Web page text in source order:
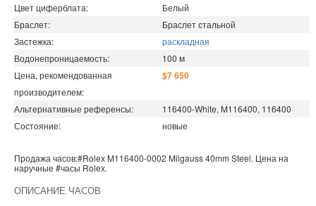
Цвет циферблата:
Белый
Браслет:
Браслет стальной
Застежка:
раскладная
Водонепроницаемость: 100 м
Цена, рекомендованная
производителем:
$7 650
Альтернативные референсы:
116400-White, M116400, 116400
Состояние:
новые
Продажа часов:#Rolex M116400-0002 Milgauss40mm Steel. Цена на
наручные #часы Rolex.
ОПИСАНИЕ ЧАСОВ